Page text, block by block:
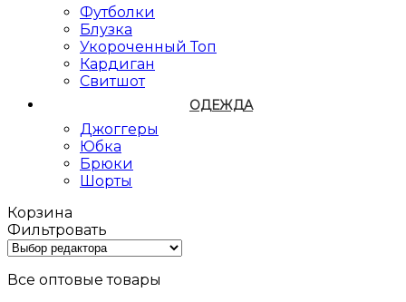
Футболки
Блузка
Укороченный Топ
Кардиган
Свитшот
ОДЕЖДА
Джоггеры
Юбка
Брюки
Шорты
Корзина
Фильтровать
Все оптовые товары